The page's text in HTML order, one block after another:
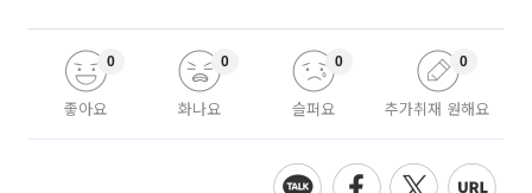
좋아요
0
화나요
0
슬퍼요
0
추가취재 원해요
0